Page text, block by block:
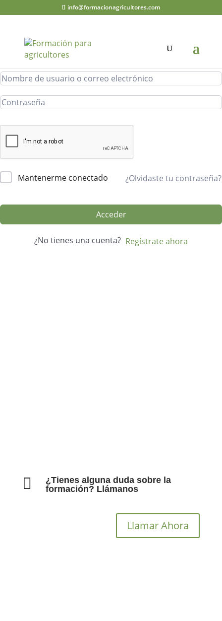
info@formacionagricultores.com
¡Hola, bienvenido de nuevo!
Mantenerme conectado ¿Olvidaste tu contraseña?
Acceder
¿No tienes una cuenta? Regístrate ahora

¿Tienes alguna duda sobre la
formación? Llámanos
Llamar Ahora